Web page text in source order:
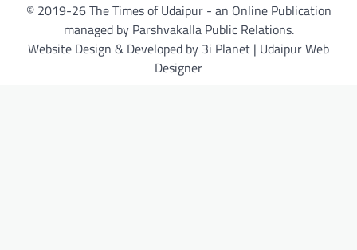
© 2019-26 The Times of Udaipur - an Online Publication
managed by Parshvakalla Public Relations.
Website Design & Developed by 3i Planet | Udaipur Web
Designer